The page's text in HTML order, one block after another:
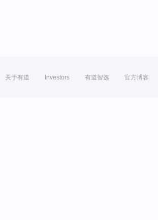
关于有道 Investors 有道智选 官方博客